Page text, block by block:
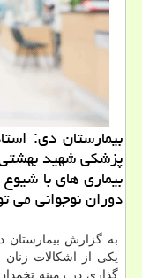
بیمارستان دی:
بیماری های با
دوران نوجوانی می
به گزارش بیمارستان
یكی از اشكالات